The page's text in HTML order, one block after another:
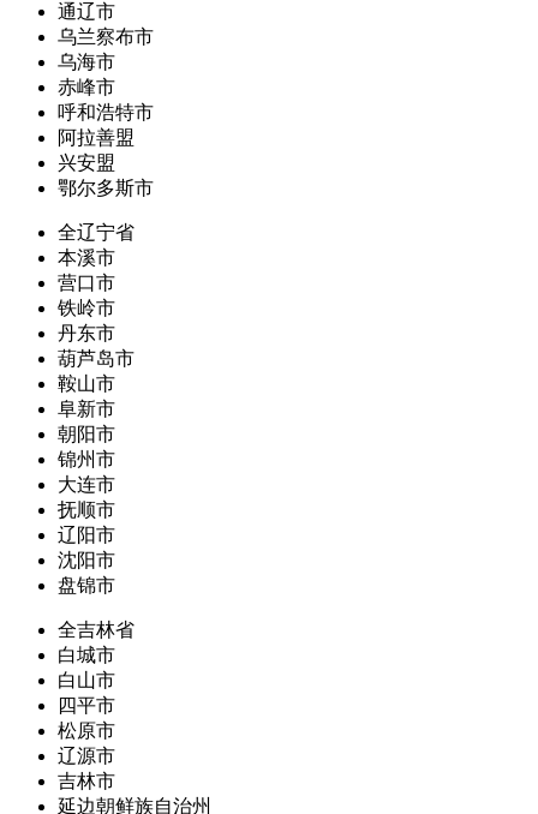
通辽市
乌兰察布市
乌海市
赤峰市
呼和浩特市
阿拉善盟
兴安盟
鄂尔多斯市
全辽宁省
本溪市
营口市
铁岭市
丹东市
葫芦岛市
鞍山市
阜新市
朝阳市
锦州市
大连市
抚顺市
辽阳市
沈阳市
盘锦市
全吉林省
白城市
白山市
四平市
松原市
辽源市
吉林市
延边朝鲜族自治州